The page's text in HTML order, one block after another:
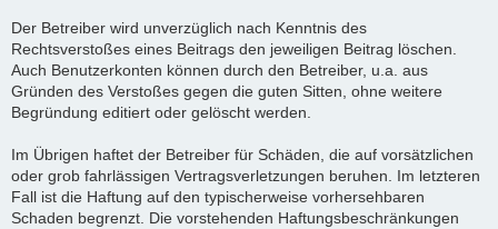
Der Betreiber wird unverzüglich nach Kenntnis des
Rechtsverstoßes eines Beitrags den jeweiligen Beitrag löschen.
Auch Benutzerkonten können durch den Betreiber, u.a. aus
Gründen des Verstoßes gegen die guten Sitten, ohne weitere
Begründung editiert oder gelöscht werden.
Im Übrigen haftet der Betreiber für Schäden, die auf vorsätzlichen
oder grob fahrlässigen Vertragsverletzungen beruhen. Im letzteren
Fall ist die Haftung auf den typischerweise vorhersehbaren
Schaden begrenzt. Die vorstehenden Haftungsbeschränkungen